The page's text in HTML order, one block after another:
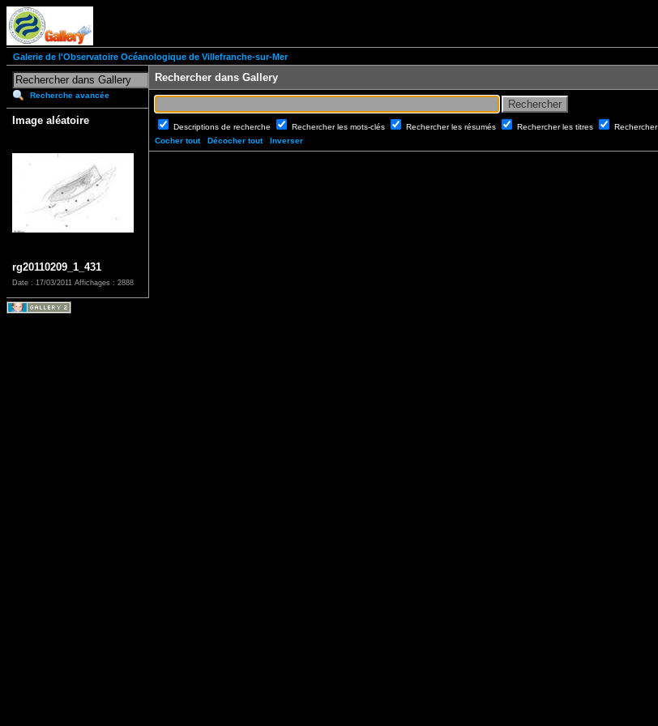
Galerie de l'Observatoire Océanologique de Villefranche-sur-Mer
Recherche avancée
Image aléatoire
rg20110209_1_431
Date : 17/03/2011 Affichages : 2888
Rechercher dans Gallery
Descriptions de recherche Rechercher les mots-clés Rechercher les résumés Rechercher les titres
Cocher tout
Décocher tout Inverser